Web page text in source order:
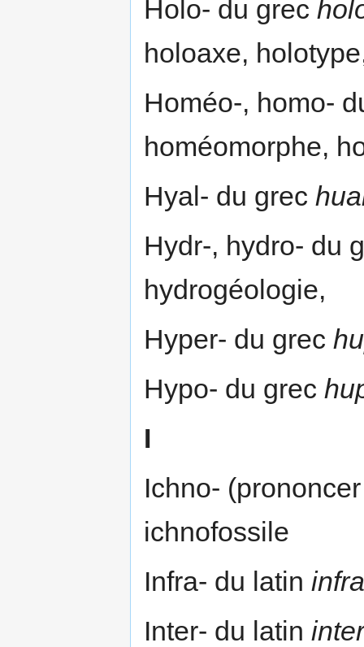
Holo- du grec
holoaxe,
Homéo-, homo-
homéomorphe,
Hyal- du grec
Hydr-, hydro- du
hydrogéologie,
Hyper- du grec
Hypo- du grec
I
Ichno-
ichnofossile
Infra- du latin infra
Inter- du latin inter